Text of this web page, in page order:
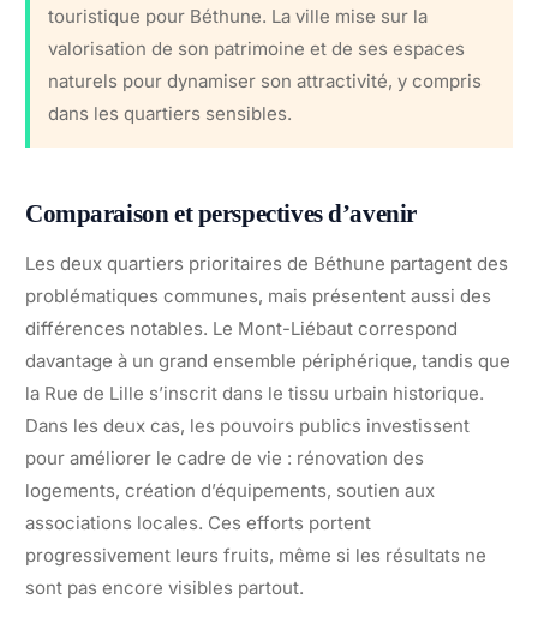
touristique pour Béthune. La ville mise sur la
valorisation de son patrimoine et de ses espaces
naturels pour dynamiser son attractivité, y compris
dans les quartiers sensibles.
Comparaison et perspectives d’avenir
Les deux quartiers prioritaires de Béthune partagent des
problématiques communes, mais présentent aussi des
différences notables. Le Mont-Liébaut correspond
davantage à un grand ensemble périphérique, tandis que
la Rue de Lille s’inscrit dans le tissu urbain historique.
Dans les deux cas, les pouvoirs publics investissent
pour améliorer le cadre de vie : rénovation des
logements, création d’équipements, soutien aux
associations locales. Ces efforts portent
progressivement leurs fruits, même si les résultats ne
sont pas encore visibles partout.